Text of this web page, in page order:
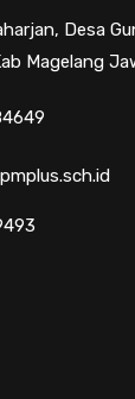
Desa
Magelang